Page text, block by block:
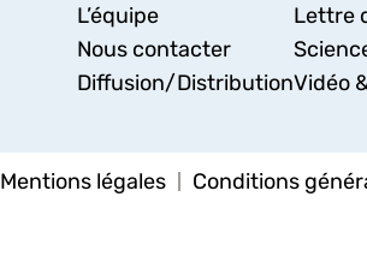
L’équipe
Nous contacter
Diffusion/Distribution
Lettre
Vidéo
Mentions légales Conditions